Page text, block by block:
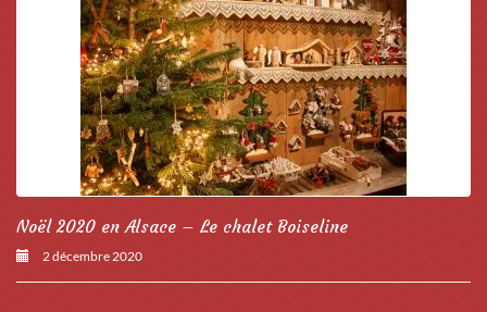
Noël 2020 en Alsace – Le chalet Boiseline
2 décembre 2020